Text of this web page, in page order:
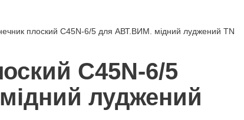
плоский С45N-6/5 для АВТ.ВИМ. мідний луджений TNSy
С45N-6/5
луджений